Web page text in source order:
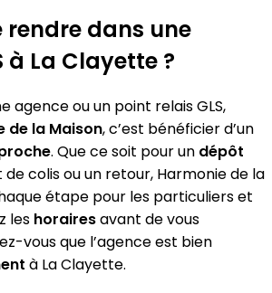
rendre dans une
à La Clayette ?
agence ou un point relais GLS,
de la Maison, c’est bénéficier d’un
. Que ce soit pour un dépôt
colis ou un retour, Harmonie de la
étape pour les particuliers et
les horairesavant de vous
vous que l’agence est bien
à La Clayette.